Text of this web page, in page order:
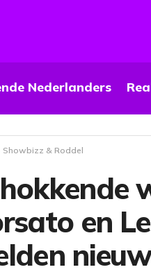
Nederlanders
Showbizz & Roddel
en